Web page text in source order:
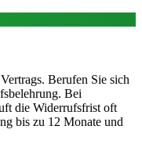
Berufen Sie sich
Bei
die Widerrufsfrist oft
bis zu 12 Monate und